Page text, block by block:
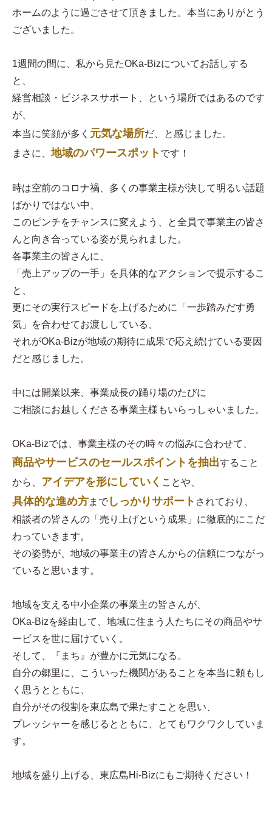
ホームのように過ごさせて頂きました。本当にありがとう
ございました。
1週間の間に、私から見たOKa-Bizについてお話しする
と、
経営相談・ビジネスサポート、という場所ではあるのです
が、
本当に笑顔が多く 元気な場所だ、と感じました。
まさに、地域のパワースポット です！
時は空前のコロナ禍、多くの事業主様が決して明るい話題
ばかりではない中、
このピンチをチャンスに変えよう、と全員で事業主の皆さ
んと向き合っている姿が見られました。
各事業主の皆さんに、
「売上アップの一手」を具体的なアクションで提示するこ
と、
更にその実行スピードを上げるために「一歩踏みだす勇
気」を合わせてお渡ししている、
それがOKa-Bizが地域の期待に成果で応え続けている要因
だと感じました。
中には開業以来、事業成長の踊り場のたびに
ご相談にお越しくださる事業主様もいらっしゃいました。
OKa-Bizでは、事業主様のその時々の悩みに合わせて、
商品やサービスのセールスポイントを抽出すること
から、 アイデアを形にしていく ことや、
具体的な進め方まで しっかりサポート されており、
相談者の皆さんの「売り上げという成果」に徹底的にこだ
わっていきます。
その姿勢が、地域の事業主の皆さんからの信頼につながっ
ていると思います。
地域を支える中小企業の事業主の皆さんが、
OKa-Bizを経由して、地域に住まう人たちにその商品やサ
ービスを世に届けていく。
そして、『まち』が豊かに元気になる。
自分の郷里に、こういった機関があることを本当に頼もし
く思うとともに、
自分がその役割を東広島で果たすことを思い、
プレッシャーを感じるとともに、とてもワクワクしていま
す。
地域を盛り上げる、東広島Hi-Bizにもご期待ください！